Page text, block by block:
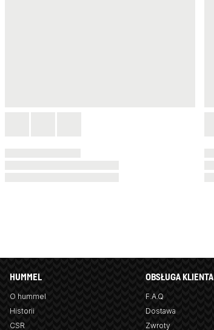
HUMMEL
O hummel
Historii
CSR
OBSŁUGA KLIENTA
F.A.Q
Dostawa
Zwroty